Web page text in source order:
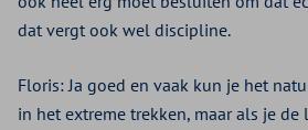
dat vergt ook wel discipline.
Floris: Ja goed en vaak kun je het
in het extreme trekken, maar als je de